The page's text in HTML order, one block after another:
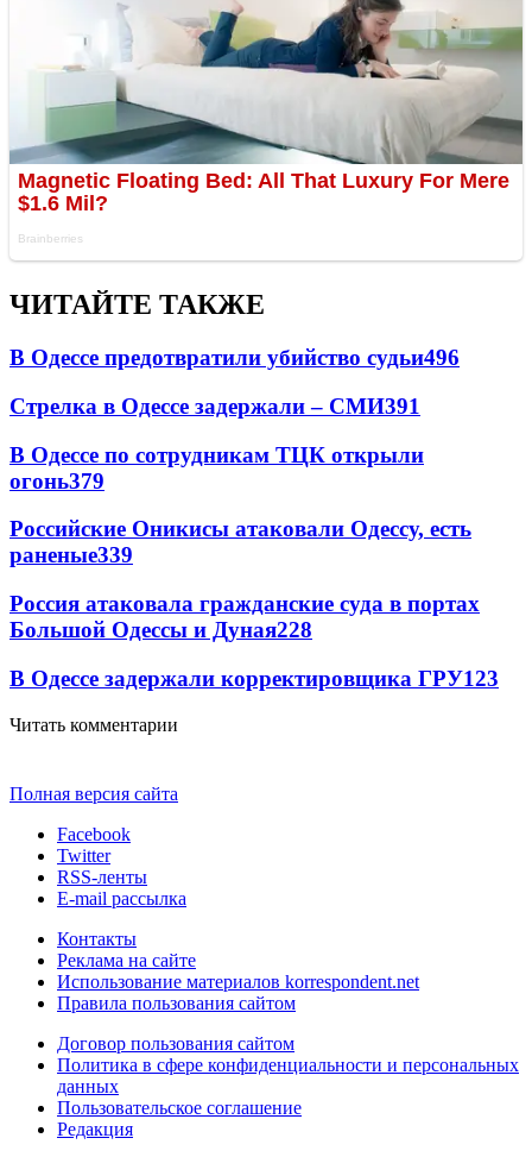
ЧИТАЙТЕ ТАКЖЕ
В Одессе предотвратили убийство судьи496
Стрелка в Одессе задержали – СМИ391
В Одессе по сотрудникам ТЦК открыли
огонь379
Российские Оникисы атаковали Одессу, есть
раненые339
Россия атаковала гражданские суда в портах
Большой Одессы и Дуная228
В Одессе задержали корректировщика ГРУ123
Читать комментарии
Полная версия сайта
Facebook
Twitter
RSS-ленты
E-mail рассылка
Контакты
Реклама на сайте
Использование материалов korrespondent.net
Правила пользования сайтом
Договор пользования сайтом
Политика в сфере конфиденциальности и персональных
данных
Пользовательское соглашение
Редакция